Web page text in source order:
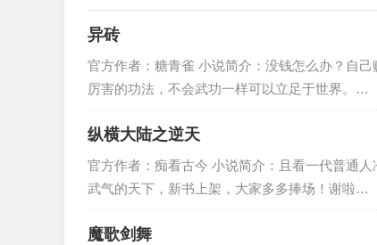
异砖
官方作者：糖青雀 小说简介：没钱怎么办？自
厉害的功法，不会武功一样可以立足于世界。…
纵横大陆之逆天
官方作者：痴看古今 小说简介：且看一代普通
武气的天下，新书上架，大家多多捧场！谢啦…
魔歌剑舞